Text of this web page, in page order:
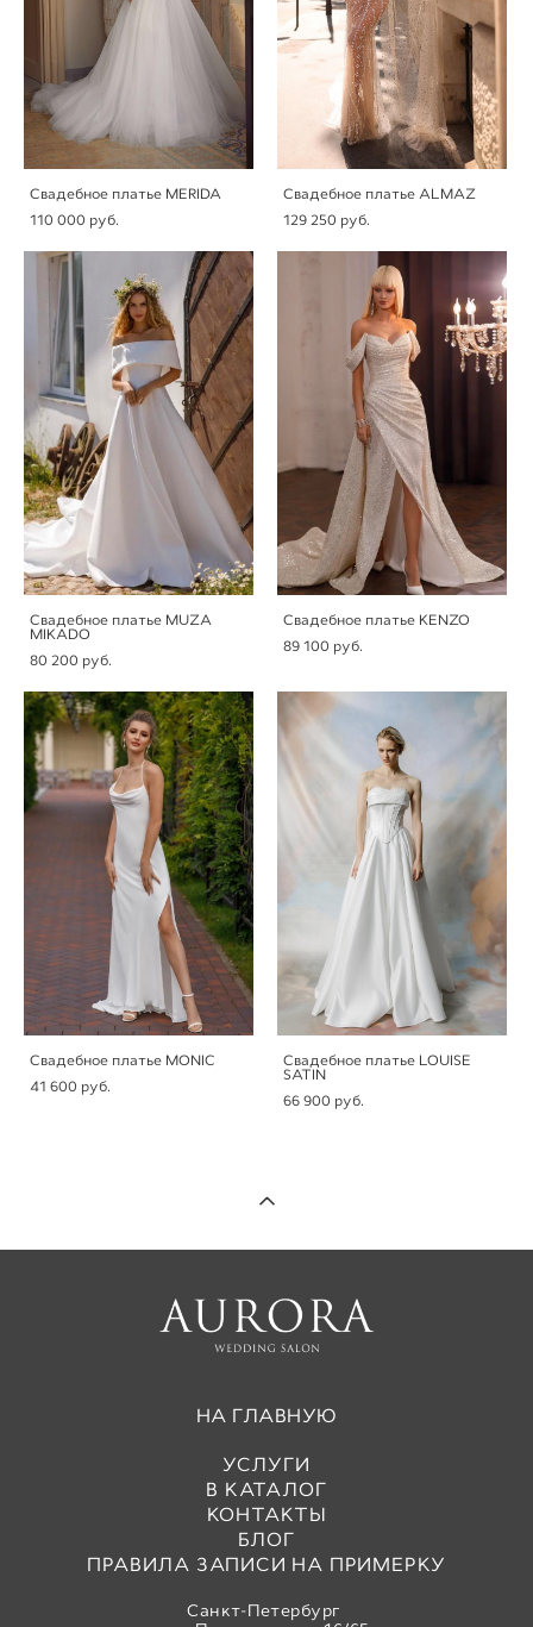
Свадебное платье MERIDA
110 000 pуб.
Свадебное платье ALMAZ
129 250 pуб.
Свадебное платье MUZA
MIKADO
80 200 pуб.
Свадебное платье KENZO
89 100 pуб.
Свадебное платье MONIC
41 600 pуб.
Свадебное платье LOUISE
SATIN
66 900 pуб.
НА ГЛАВНУЮ
УСЛУГИ
В КАТАЛОГ
КОНТАКТЫ
БЛОГ
ПРАВИЛА ЗАПИСИ НА ПРИМЕРКУ
Санкт-Петербург